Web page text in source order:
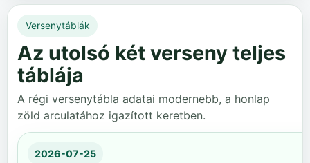
Versenytáblák
Az utolsó két verseny teljes
táblája
A régi versenytábla adatai modernebb, a honlap
zöld arculatához igazított keretben.
2026-07-25